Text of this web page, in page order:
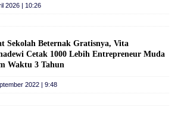
2026 | 10:26
Sekolah Beternak Gratisnya, Vita
Cetak 1000 Lebih Entrepreneur Muda
Waktu 3 Tahun
2022 | 9:48